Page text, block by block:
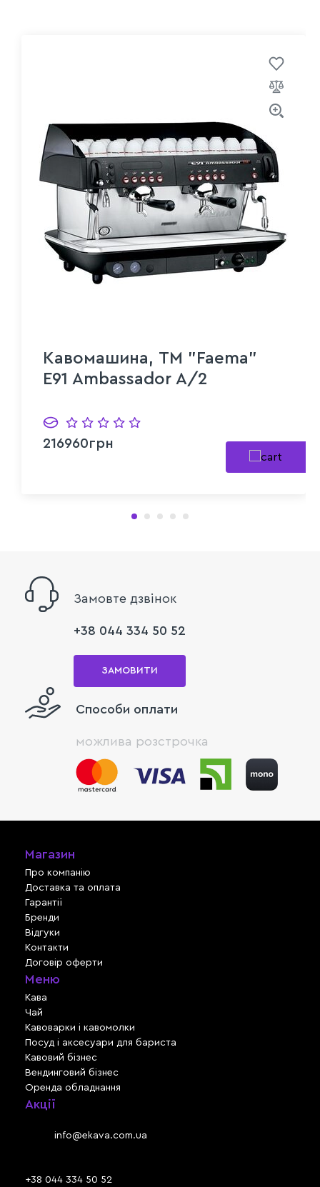
Кавомашина, ТМ "Faema"
E91 Ambassador A/2
216960грн
Замовте дзвінок
+38 044 334 50 52
ЗАМОВИТИ
Способи оплати
можлива розстрочка
Магазин
Про компанію
Доставка та оплата
Гарантії
Бренди
Відгуки
Контакти
Договір оферти
Меню
Кава
Чай
Кавоварки і кавомолки
Посуд і аксесуари для бариста
Кавовий бізнес
Вендинговий бізнес
Оренда обладнання
Акції
info@ekava.com.ua
+38 044 334 50 52